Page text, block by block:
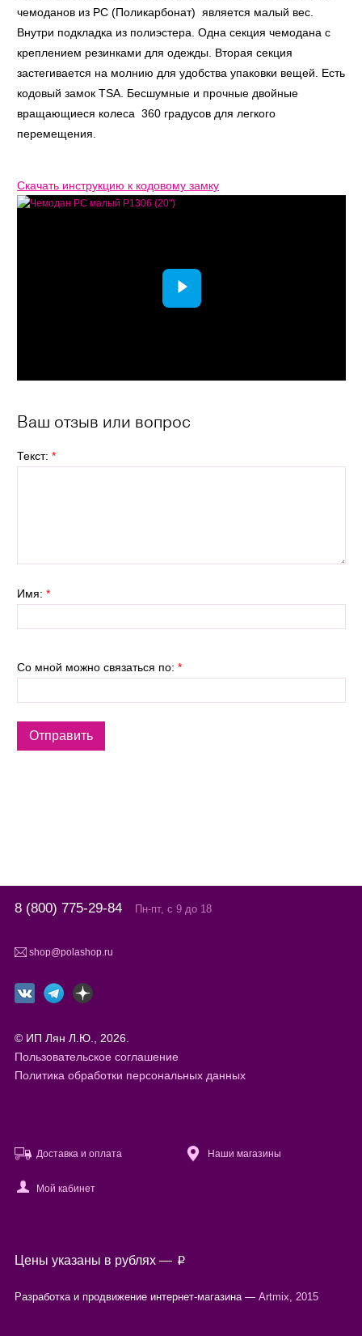
чемоданов из PC (Поликарбонат) является малый вес.
Внутри подкладка из полиэстера. Одна секция чемодана с
креплением резинками для одежды. Вторая секция
застегивается на молнию для удобства упаковки вещей. Есть
кодовый замок TSA. Бесшумные и прочные двойные
вращающиеся колеса 360 градусов для легкого
перемещения.
Скачать инструкцию к кодовому замку
Ваш отзыв или вопрос
Текст: *
Имя: *
Со мной можно связаться по: *
8 (800) 775-29-84 Пн-пт, с 9 до 18
shop@polashop.ru
© ИП Лян Л.Ю., 2026.
Пользовательское соглашение
Политика обработки персональных данных
Доставка и оплата Наши магазины
Мой кабинет
Цены указаны в рублях — p
Разработка и продвижение интернет-магазина — Artmix, 2015
Используя настоящий сайт, вы предоставляете согласие на